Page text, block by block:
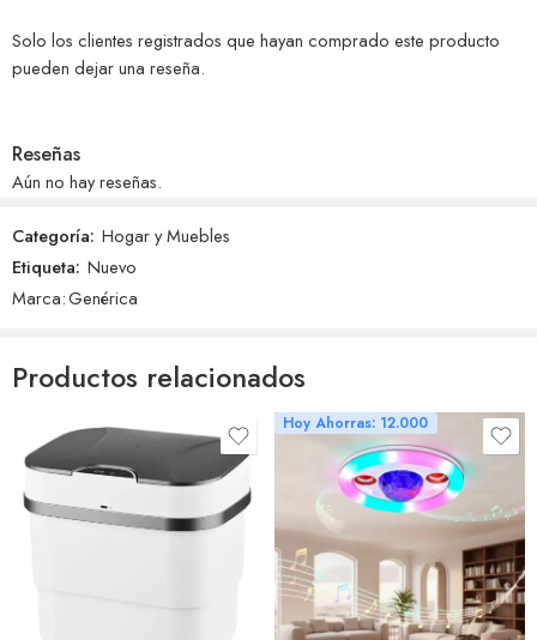
Solo los clientes registrados que hayan comprado este producto
pueden dejar una reseña.
Reseñas
Aún no hay reseñas.
Categoría: Hogar y Muebles
Etiqueta: Nuevo
Marca:Genérica
Productos relacionados
Hoy Ahorras: 12.000